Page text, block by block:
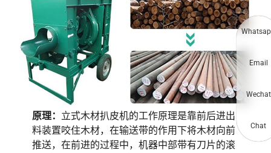
原理： 立式木材扒皮机的工作原理是靠前后进出
料装置咬住木材，在输送带的作用下将木材向前
推送，在前进的过程中，机器中部带有刀片的滚
Email
Wechat
Chat